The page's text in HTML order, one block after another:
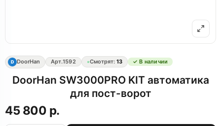
D DoorHan Арт.1592 Смотрят: 13 ✓ В наличии
DoorHan SW3000PRO KIT автоматика
для пост-ворот
45 800 р.